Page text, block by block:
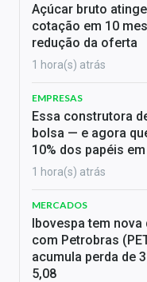
Açúcar bruto
cotação em 10
redução da oferta
1 hora(s) atrás
EMPRESAS
Essa construtora
bolsa — e agora
10% dos papéis
1 hora(s) atrás
MERCADOS
Ibovespa tem nova
com Petrobras
acumula perda de
5,08